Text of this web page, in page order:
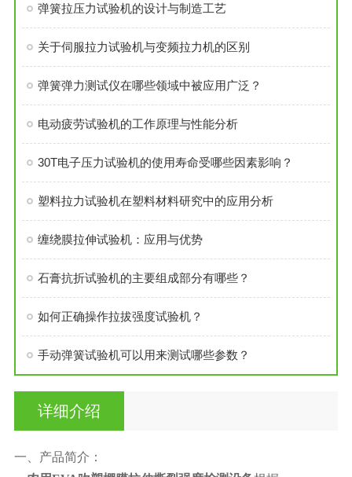
弹簧拉压力试验机的设计与制造工艺
关于伺服拉力试验机与变频拉力机的区别
弹簧弹力测试仪在哪些领域中被应用广泛？
电动疲劳试验机的工作原理与性能分析
30T电子压力试验机的使用寿命受哪些因素影响？
塑料拉力试验机在塑料材料研究中的应用分析
缠绕膜拉伸试验机：应用与优势
石膏抗折试验机的主要组成部分有哪些？
如何正确操作拉拔强度试验机？
手动弹簧试验机可以用来测试哪些参数？
详细介绍
一、产品简介：